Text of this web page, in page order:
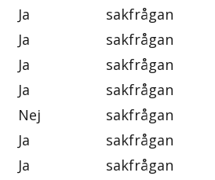
Ja sakfrågan
Ja sakfrågan
Ja sakfrågan
Ja sakfrågan
Nej sakfrågan
Ja sakfrågan
Ja sakfrågan